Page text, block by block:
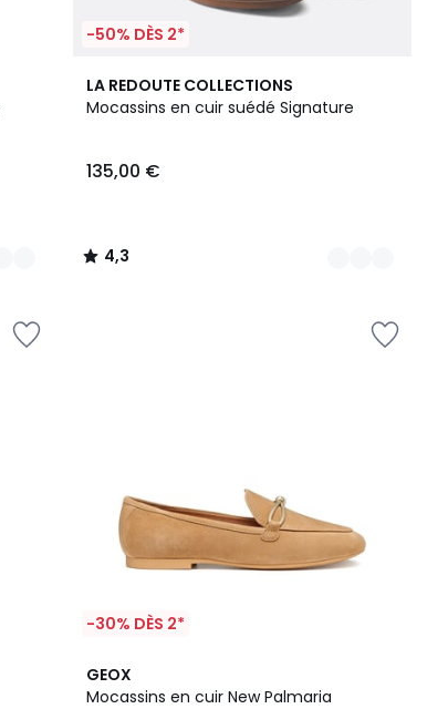
-50% DÈS 2*
LA REDOUTE COLLECTIONS
Mocassins en cuir suédé Signature
135,00 €
4,3
/ 5
2
Couleurs
4,3
/
-30% DÈS 2*
GEOX
Mocassins en cuir New Palmaria